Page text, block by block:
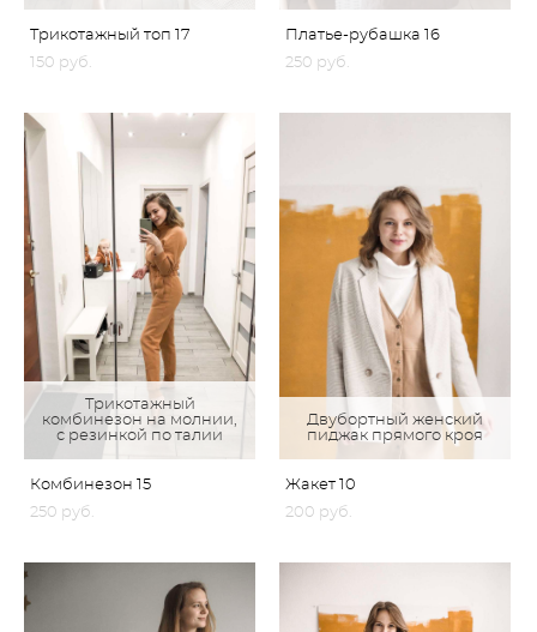
Трикотажный топ 17
150 pуб.
Платье-рубашка 16
250 pуб.
Трикотажный
комбинезон на молнии,
с резинкой по талии
Комбинезон 15
250 pуб.
Двубортный женский
пиджак прямого кроя
Жакет 10
200 pуб.